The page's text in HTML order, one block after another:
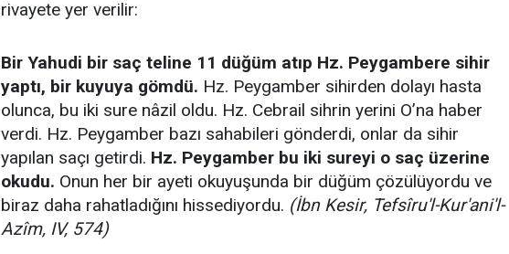
rivayete yer verilir:
Bir Yahudi bir saç teline 11 düğüm atıp Hz. Peygambere sihir
yaptı, bir kuyuya gömdü. Hz. Peygamber sihirden dolayı hasta
olunca, bu iki sure nâzil oldu. Hz. Cebrail sihrin yerini O’na haber
verdi. Hz. Peygamber bazı sahabileri gönderdi, onlar da sihir
yapılan saçı getirdi. Hz. Peygamber bu iki sureyi o saç üzerine
okudu. Onun her bir ayeti okuyuşunda bir düğüm çözülüyordu ve
biraz daha rahatladığını hissediyordu. (İbn Kesir, Tefsîru'l-Kur'ani'l-
Azîm, IV, 574)